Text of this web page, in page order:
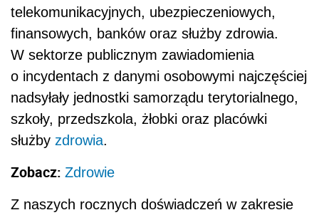
telekomunikacyjnych, ubezpieczeniowych,
finansowych, banków oraz służby zdrowia.
W sektorze publicznym zawiadomienia
o incydentach z danymi osobowymi najczęściej
nadsyłały jednostki samorządu terytorialnego,
szkoły, przedszkola, żłobki oraz placówki
służby zdrowia.
Zobacz: Zdrowie
Z naszych rocznych doświadczeń w zakresie